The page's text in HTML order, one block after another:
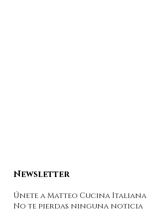
Newsletter
Únete a Matteo Cucina Italiana
No te pierdas ninguna noticia